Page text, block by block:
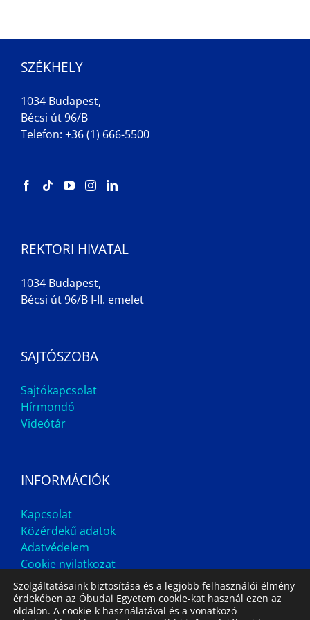
SZÉKHELY
1034 Budapest,
Bécsi út 96/B
Telefon: +36 (1) 666-5500
REKTORI HIVATAL
1034 Budapest,
Bécsi út 96/B I-II. emelet
SAJTÓSZOBA
Sajtókapcsolat
Hírmondó
Videótár
INFORMÁCIÓK
Kapcsolat
Közérdekű adatok
Adatvédelem
Cookie nyilatkozat
Szolgáltatásaink biztosítása és a legjobb felhasználói élmény
érdekében az Óbudai Egyetem cookie-kat használ ezen az
oldalon. A cookie-k használatával és a vonatkozó